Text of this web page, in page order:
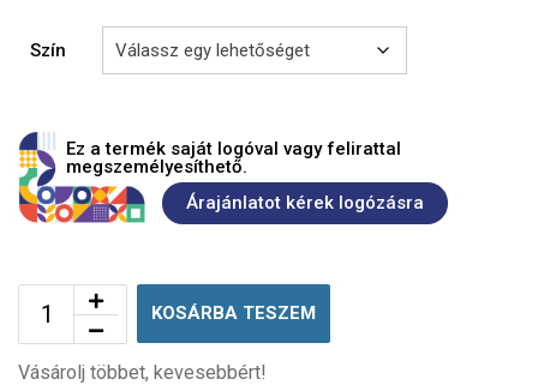
Szín
Ez a termék saját logóval vagy felirattal
megszemélyesíthető.
Árajánlatot kérek logózásra
KOSÁRBA TESZEM
Vásárolj többet, kevesebbért!